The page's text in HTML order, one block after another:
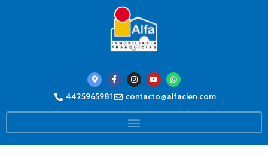
4425965981 contacto@alfacien.com